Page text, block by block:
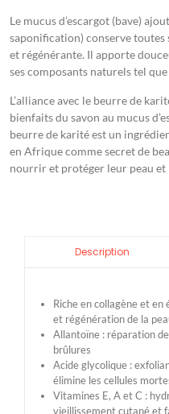
Le mucus d’escargot (bave)
saponification) conserve
et régénérante. Il apporte
ses composants naturels tel
L’alliance avec le beurre de
bienfaits du savon au mucus
beurre de karité est un
en Afrique comme secret de
nourrir et protéger leur peau et
Description
Riche en collagène et
et régénération de la
Allantoïne : réparation
brûlures
Acide glycolique :
élimine les cellules
Vitamines E, A et C :
vieillissement cutané et